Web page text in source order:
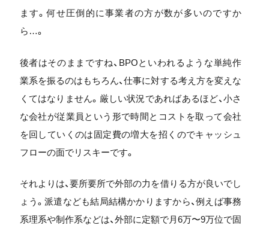
ます。何せ圧倒的に事業者の方が数が多いのですか
ら…。
後者はそのままですね、BPOといわれるような単純作
業系を振るのはもちろん、仕事に対する考え方を変えな
くてはなりません。厳しい状況であればあるほど、小さ
な会社が従業員という形で時間とコストを取って会社
を回していくのは固定費の増大を招くのでキャッシュ
フローの面でリスキーです。
それよりは、要所要所で外部の力を借りる方が良いでし
ょう。派遣なども結局結構かかりますから、例えば事務
系理系や制作系などは、外部に定額で月6万〜9万位で固